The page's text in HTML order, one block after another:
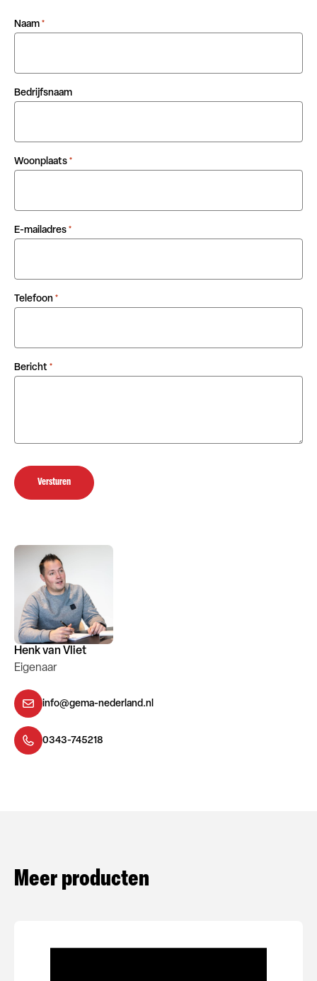
Henk van Vliet
Eigenaar
info@gema-nederland.nl
0343-745218
Naam *
Bedrijfsnaam
Woonplaats *
E-mailadres *
Telefoon *
Bericht *
Versturen
Meer producten